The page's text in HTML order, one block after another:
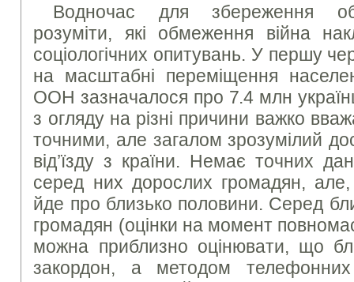
Водночас для збереження
розуміти, які обмеження війна
соціологічних опитувань. У першу
на масштабні переміщення
ООН зазначалося про 7.4 млн
з огляду на різні причини важко
точними, але загалом зрозумілий
від’їзду з країни. Немає точних
серед них дорослих громадян,
йде про близько половини. Серед
громадян (оцінки на момент
можна приблизно оцінювати, що
закордон, а методом